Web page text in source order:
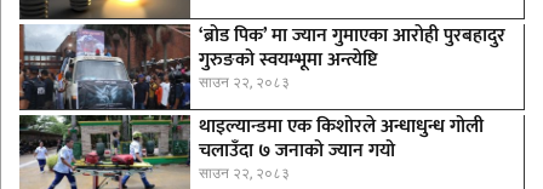
‘ब्रोड पिक’ मा ज्यान गुमाएका आराेही पुरबहादुर
गुरुङको स्वयम्भूमा अन्त्येष्टि
साउन २२, २०८३
थाइल्यान्डमा एक किशोरले अन्धाधुन्ध गोली
चलाउँदा ७ जनाको ज्यान गयो
साउन २२, २०८३